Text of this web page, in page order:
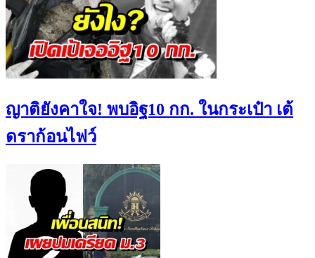
ญาติยังคาใจ! พบอิฐ10 กก. ในกระเป๋า เต้
ดราก้อนไฟว์